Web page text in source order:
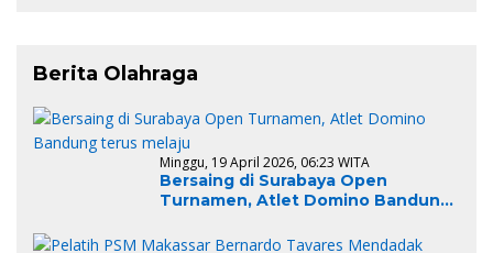
Berita Olahraga
Minggu, 19 April 2026, 06:23 WITA
Bersaing di Surabaya Open
Turnamen, Atlet Domino Bandung